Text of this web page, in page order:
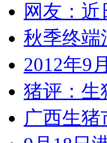
网友：
秋季终端
2012年9
猪评：
广西生